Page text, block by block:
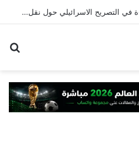
تقدير موقف استراتيجي | قراءة في التصريح الاسرائيلي حول نقل المفاوضات مع لبنان من واشنطن الى روما